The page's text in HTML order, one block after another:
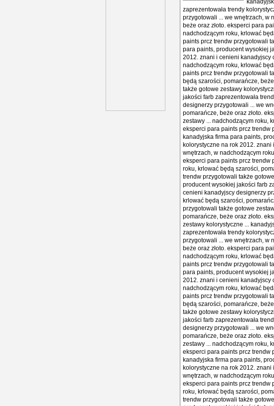
zaprezentowała trendy
przygotowali ... we wnętrzach, w
beże oraz złoto. eksperci para
nadchodzącym roku, krlować
paints prcz trendw przygotowali
para paints, producent wysokiej
2012. znani i cenieni kanadyjscy
nadchodzącym roku, krlować
paints prcz trendw przygotowali
będą szarości, pomarańcze,
także gotowe zestawy
jakości farb zaprezentowała
designerzy przygotowali ... we
pomarańcze, beże oraz złoto.
zestawy ... nadchodzącym roku,
eksperci para paints prcz trendw
kanadyjska firma para paints,
kolorystyczne na rok 2012.
wnętrzach, w nadchodzącym
eksperci para paints prcz trendw
roku, krlować będą szarości,
trendw przygotowali także
producent wysokiej jakości farb
cenieni kanadyjscy designerzy
krlować będą szarości,
przygotowali także gotowe
pomarańcze, beże oraz złoto.
zestawy kolorystyczne ...
zaprezentowała trendy
przygotowali ... we wnętrzach, w
beże oraz złoto. eksperci para
nadchodzącym roku, krlować
paints prcz trendw przygotowali
para paints, producent wysokiej
2012. znani i cenieni kanadyjscy
nadchodzącym roku, krlować
paints prcz trendw przygotowali
będą szarości, pomarańcze,
także gotowe zestawy
jakości farb zaprezentowała
designerzy przygotowali ... we
pomarańcze, beże oraz złoto.
zestawy ... nadchodzącym roku,
eksperci para paints prcz trendw
kanadyjska firma para paints,
kolorystyczne na rok 2012.
wnętrzach, w nadchodzącym
eksperci para paints prcz trendw
roku, krlować będą szarości,
trendw przygotowali także